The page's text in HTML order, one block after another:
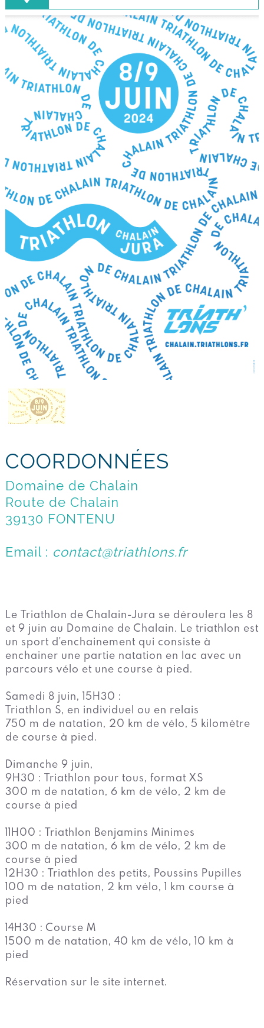
COORDONNÉES
Domaine de Chalain
Route de Chalain
39130 FONTENU
Email : contact@triathlons.fr
Le Triathlon de Chalain-Jura se déroulera les 8
et 9 juin au Domaine de Chalain. Le triathlon est
un sport d'enchainement qui consiste à
enchainer une partie natation en lac avec un
parcours vélo et une course à pied.
Samedi 8 juin, 15H30 :
Triathlon S, en individuel ou en relais
750 m de natation, 20 km de vélo, 5 kilomètre
de course à pied.
Dimanche 9 juin,
9H30 : Triathlon pour tous, format XS
300 m de natation, 6 km de vélo, 2 km de
course à pied
11H00 : Triathlon Benjamins Minimes
300 m de natation, 6 km de vélo, 2 km de
course à pied
12H30 : Triathlon des petits, Poussins Pupilles
100 m de natation, 2 km vélo, 1 km course à
pied
14H30 : Course M
1500 m de natation, 40 km de vélo, 10 km à
pied
Réservation sur le site internet.